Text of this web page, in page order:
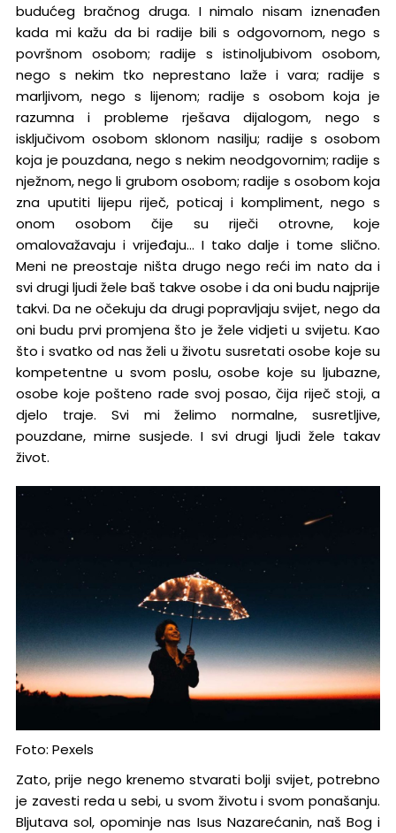
budućeg bračnog druga. I nimalo nisam iznenađen
kada mi kažu da bi radije bili s odgovornom, nego s
površnom osobom; radije s istinoljubivom osobom,
nego s nekim tko neprestano laže i vara; radije s
marljivom, nego s lijenom; radije s osobom koja je
razumna i probleme rješava dijalogom, nego s
isključivom osobom sklonom nasilju; radije s osobom
koja je pouzdana, nego s nekim neodgovornim; radije s
nježnom, nego li grubom osobom; radije s osobom koja
zna uputiti lijepu riječ, poticaj i kompliment, nego s
onom osobom čije su riječi otrovne, koje
omalovažavaju i vrijeđaju… I tako dalje i tome slično.
Meni ne preostaje ništa drugo nego reći im nato da i
svi drugi ljudi žele baš takve osobe i da oni budu najprije
takvi. Da ne očekuju da drugi popravljaju svijet, nego da
oni budu prvi promjena što je žele vidjeti u svijetu. Kao
što i svatko od nas želi u životu susretati osobe koje su
kompetentne u svom poslu, osobe koje su ljubazne,
osobe koje pošteno rade svoj posao, čija riječ stoji, a
djelo traje. Svi mi želimo normalne, susretljive,
pouzdane, mirne susjede. I svi drugi ljudi žele takav
život.
Foto: Pexels
Zato, prije nego krenemo stvarati bolji svijet, potrebno
je zavesti reda u sebi, u svom životu i svom ponašanju.
Bljutava sol, opominje nas Isus Nazarećanin, naš Bog i